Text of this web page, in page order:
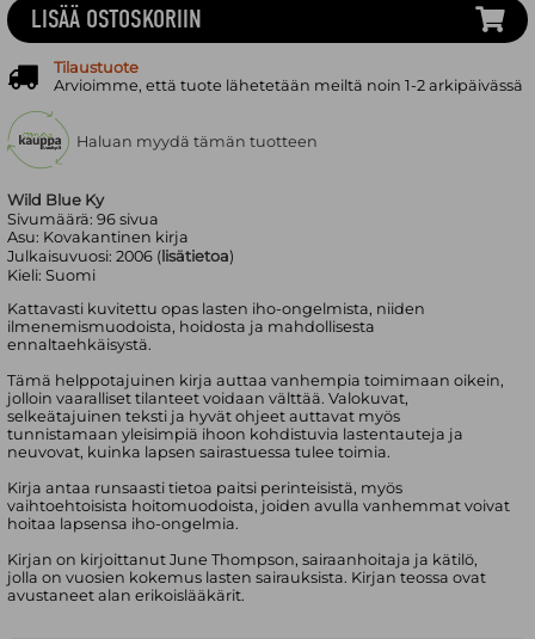
Wild Blue Ky
Sivumäärä:96 sivua
Asu: Kovakantinen kirja
Julkaisuvuosi:2006 ( lisätietoa)
Kieli:Suomi
Kattavasti kuvitettu opas lasten iho-ongelmista, niiden
ilmenemismuodoista, hoidosta ja mahdollisesta
ennaltaehkäisystä.
Tämä helppotajuinen kirja auttaa vanhempia toimimaan oikein,
jolloin vaaralliset tilanteet voidaan välttää. Valokuvat,
selkeätajuinen teksti ja hyvät ohjeet auttavat myös
tunnistamaan yleisimpiä ihoon kohdistuvia lastentauteja ja
neuvovat, kuinka lapsen sairastuessa tulee toimia.
Kirja antaa runsaasti tietoa paitsi perinteisistä, myös
vaihtoehtoisista hoitomuodoista, joiden avulla vanhemmat voivat
hoitaa lapsensa iho-ongelmia.
Kirjan on kirjoittanut June Thompson, sairaanhoitaja ja kätilö,
jolla on vuosien kokemus lasten sairauksista. Kirjan teossa ovat
avustaneet alan erikoislääkärit.
LISÄÄ OSTOSKORIIN
Tilaustuote
Arvioimme, että tuote lähetetään meiltä noin 1-2 arkipäivässä
Haluan myydä tämän tuotteen